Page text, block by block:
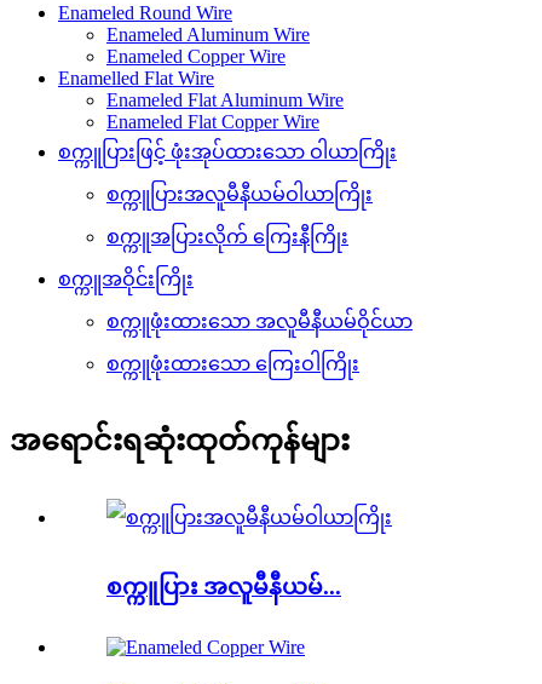
Enameled Round Wire
Enameled Aluminum Wire
Enameled Copper Wire
Enamelled Flat Wire
Enameled Flat Aluminum Wire
Enameled Flat Copper Wire
စက္ကူပြားဖြင့် ဖုံးအုပ်ထားသော ဝါယာကြိုး
စက္ကူပြားအလူမီနီယမ်ဝါယာကြိုး
စက္ကူအပြားလိုက် ကြေးနီကြိုး
စက္ကူအဝိုင်းကြိုး
စက္ကူဖုံးထားသော အလူမီနီယမ်ဝိုင်ယာ
စက္ကူဖုံးထားသော ကြေးဝါကြိုး
အရောင်းရဆုံးထုတ်ကုန်များ
စက္ကူပြား အလူမီနီယမ်...